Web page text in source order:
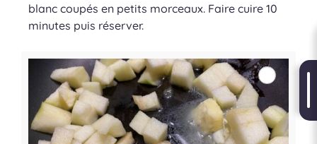
blanc coupés en petits morceaux. Faire cuire 10
minutes puis réserver.